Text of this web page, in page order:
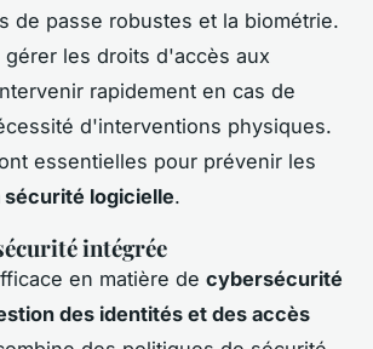
de passe robustes et la biométrie.
gérer les droits d'accès aux
rapidement en cas de
d'interventions physiques.
essentielles pour prévenir les
sécurité logicielle.
intégrée
en matière de cybersécurité
des identités et des accès